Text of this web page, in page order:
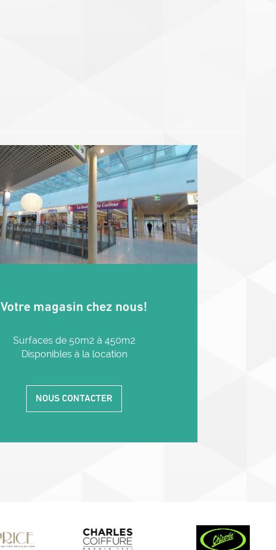
Votre magasin chez nous!
Surfaces de 50m2 à 450m2
Disponibles à la location
NOUS CONTACTER